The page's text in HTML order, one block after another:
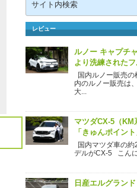
索:
レビュー
ルノー キャプチ
より洗練された
国内ルノー販売
内のルノー販売は
大...
マツダCX-5（
「きゅんポイン
国内マツダ車の
デルがCX-5 こん
日産エルグラン